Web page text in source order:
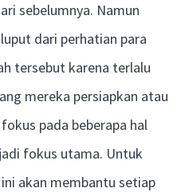
sebelumnya. Namun
dari perhatian para
tersebut karena terlalu
mereka persiapkan atau
pada beberapa hal
fokus utama. Untuk
akan membantu setiap